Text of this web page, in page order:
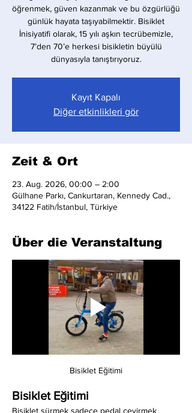
öğrenmek, güven kazanmak ve bu özgürlüğü
günlük hayata taşıyabilmektir. Bisiklet
İnisiyatifi olarak, 15 yılı aşkın tecrübemizle,
7’den 70’e herkesi bisikletin büyülü
dünyasıyla tanıştırıyoruz.
Kayıt Kapalı
Diğer etkinlikleri gör
Zeit & Ort
23. Aug. 2026, 00:00 – 2:00
Gülhane Parkı, Cankurtaran, Kennedy Cad.,
34122 Fatih/İstanbul, Türkiye
Über die Veranstaltung
Bisiklet Eğitimi
Bisiklet Eğitimi
Bisiklet sürmek sadece pedal çevirmek